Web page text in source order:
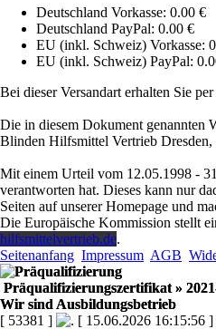
Deutschland Vorkasse: 0.00 €
Deutschland PayPal: 0.00 €
EU (inkl. Schweiz) Vorkasse:
EU (inkl. Schweiz) PayPal:
Bei dieser Versandart erhalten Sie
Die in diesem Dokument genannten
Blinden Hilfsmittel Vertrieb Dresden,
Mit einem Urteil vom 12.05.1998 -
verantworten hat. Dieses kann nur
Seiten auf unserer Homepage und
Die Europäische Kommission stellt
hilfsmittelvertrieb.de.
Seitenanfang Impressum AGB
Präqualifizierungszertifikat »
Wir sind Ausbildungsbetrieb
[ 53381 ]
[ 15.06.2026 16:15:56 ]